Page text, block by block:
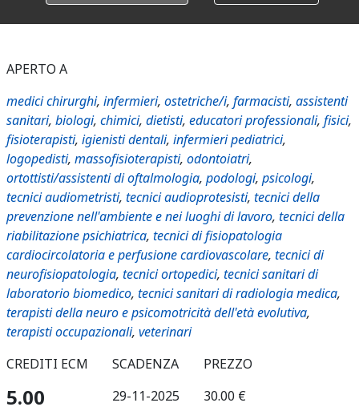
APERTO A
medici chirurghi, infermieri, ostetriche/i, farmacisti, assistenti
sanitari, biologi, chimici, dietisti, educatori professionali, fisici,
fisioterapisti, igienisti dentali, infermieri pediatrici,
logopedisti, massofisioterapisti, odontoiatri,
ortottisti/assistenti di oftalmologia, podologi, psicologi,
tecnici audiometristi, tecnici audioprotesisti, tecnici della
prevenzione nell'ambiente e nei luoghi di lavoro, tecnici della
riabilitazione psichiatrica, tecnici di fisiopatologia
cardiocircolatoria e perfusione cardiovascolare, tecnici di
neurofisiopatologia, tecnici ortopedici, tecnici sanitari di
laboratorio biomedico, tecnici sanitari di radiologia medica,
terapisti della neuro e psicomotricità dell'età evolutiva,
terapisti occupazionali, veterinari
CREDITI ECM
5.00
SCADENZA
29-11-2025
PREZZO
30.00 €